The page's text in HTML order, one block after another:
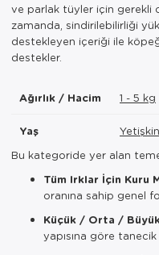
ve parlak tüyler için gerekli
zamanda, sindirilebilirliği
destekleyen içeriği ile
destekler.
Ağırlık / Hacim 1 - 5 kg
Yaş
Bu kategoride yer alan
Tüm Irklar İçin Kuru
oranına sahip genel
Küçük / Orta /
yapısına göre